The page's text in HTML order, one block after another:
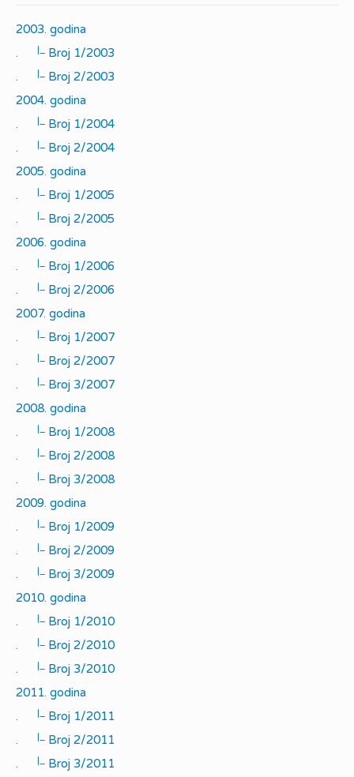
2003. godina
.
|_
Broj 1/2003
.
|_
Broj 2/2003
2004. godina
.
|_
Broj 1/2004
.
|_
Broj 2/2004
2005. godina
.
|_
Broj 1/2005
.
|_
Broj 2/2005
2006. godina
.
|_
Broj 1/2006
.
|_
Broj 2/2006
2007. godina
.
|_
Broj 1/2007
.
|_
Broj 2/2007
.
|_
Broj 3/2007
2008. godina
.
|_
Broj 1/2008
.
|_
Broj 2/2008
.
|_
Broj 3/2008
2009. godina
.
|_
Broj 1/2009
.
|_
Broj 2/2009
.
|_
Broj 3/2009
2010. godina
.
|_
Broj 1/2010
.
|_
Broj 2/2010
.
|_
Broj 3/2010
2011. godina
.
|_
Broj 1/2011
.
|_
Broj 2/2011
.
|_
Broj 3/2011